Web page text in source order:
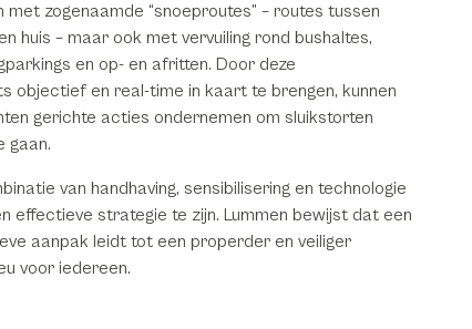
met zogenaamde “snoeproutes” – routes tussen
huis – maar ook met vervuiling rond bushaltes,
en op- en afritten. Door deze
objectief en real-time in kaart te brengen, kunnen
gerichte acties ondernemen om sluikstorten
gaan.
van handhaving, sensibilisering en technologie
effectieve strategie te zijn. Lummen bewijst dat een
aanpak leidt tot een properder en veiliger
voor iedereen.